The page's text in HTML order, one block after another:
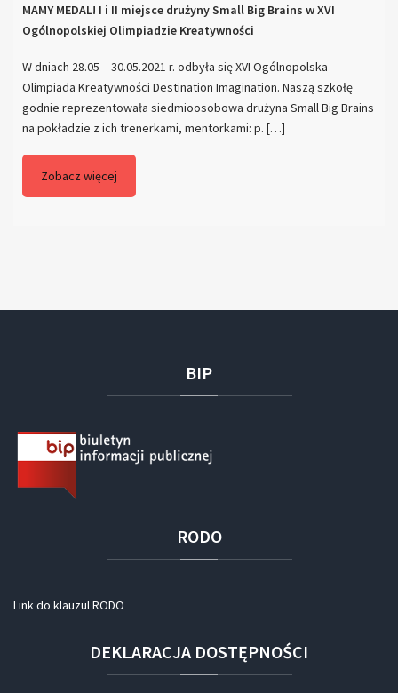
MAMY MEDAL! I i II miejsce drużyny Small Big Brains w XVI
Ogólnopolskiej Olimpiadzie Kreatywności
W dniach 28.05 – 30.05.2021 r. odbyła się XVI Ogólnopolska
Olimpiada Kreatywności Destination Imagination. Naszą szkołę
godnie reprezentowała siedmioosobowa drużyna Small Big Brains
na pokładzie z ich trenerkami, mentorkami: p. […]
Zobacz więcej
BIP
RODO
Link do klauzul RODO
DEKLARACJA DOSTĘPNOŚCI